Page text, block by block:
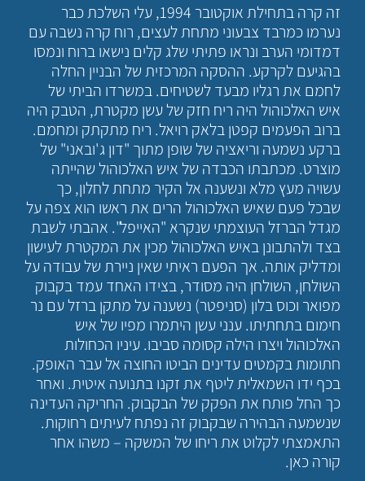
זה קרה בתחילת אוקטובר 1994, עלי השלכת כבר
נערמו כמרבד צבעוני מתחת לעצים, רוח קרה נשבה עם
דמדומי הערב ונראו פתיתי שלג קלים נישאו ברוח ונמסו
בהגיעם לקרקע. ההסקה המרכזית של הבניין החלה
לחמם את רגליו מבעד לשטיחים. במשרדו הביתי של
איש האלכוהול היה ריח חזק של עשן מקטרת, הטבק היה
ברוב הפעמים קפטן בלאק רויאל. ריח מתקתק ומחמם.
ברקע נשמעה וריאציה של שופן מתוך "דון ג'ובאני" של
מוצרט. מכתבתו הכבדה של איש האלכוהול שהייתה
עשויה מעץ מלא ונשענה אל הקיר מתחת לחלון, כך
שבכל פעם שאיש האלכוהול הרים את ראשו הוא צפה על
מגדל הברזל העוצמתי שנקרא "האייפל". אהבתי לשבת
בצד ולהתבונן באיש האלכוהול מכין את המקטרת לעישון
ומדליק אותה. אך הפעם ראיתי שאין ניירת של עבודה על
השולחן, השולחן היה מסודר, בצידו האחד עמד בקבוק
מפואר וכוס בלון (סניפטר) נשענה על מתקן ברזל עם נר
חימום בתחתיתו. ענני עשן היתמרו מפיו של איש
האלכוהול ויצרו הילה קסומה סביבו. עיניו הכחולות
חתומות בקמטים עדינים הביטו החוצה אל עבר האופק.
בכף ידו השמאלית ליטף את זקנו בתנועה איטית. ואחר
כך החל פותח את הפקק של הבקבוק. החריקה העדינה
שנשמעה הבהירה שבקבוק זה נפתח לעיתים רחוקות.
התאמצתי לקלוט את ריחו של המשקה – משהו אחר
קורה כאן.